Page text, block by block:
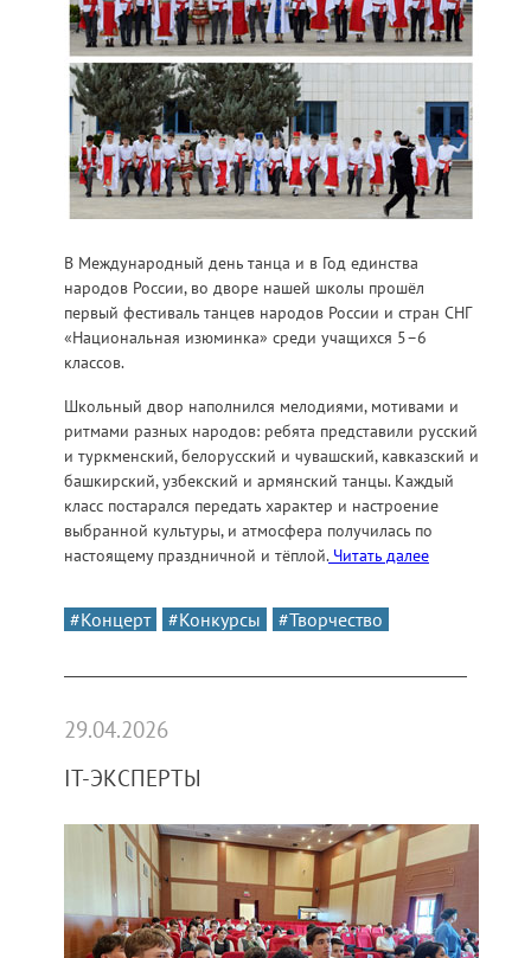
В Международный день танца и в Год единства
народов России, во дворе нашей школы прошёл
первый фестиваль танцев народов России и стран СНГ
«Национальная изюминка» среди учащихся 5–6
классов.
Школьный двор наполнился мелодиями, мотивами и
ритмами разных народов: ребята представили русский
и туркменский, белорусский и чувашский, кавказский и
башкирский, узбекский и армянский танцы. Каждый
класс постарался передать характер и настроение
выбранной культуры, и атмосфера получилась по
настоящему праздничной и тёплой.Читать далее
#Концерт #Конкурсы #Творчество
IT-ЭКСПЕРТЫ
29.04.2026